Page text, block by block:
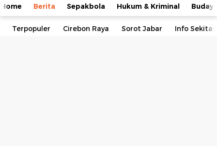
Home Berita Sepakbola Hukum & Kriminal
Terpopuler Cirebon Raya Sorot Jabar Info